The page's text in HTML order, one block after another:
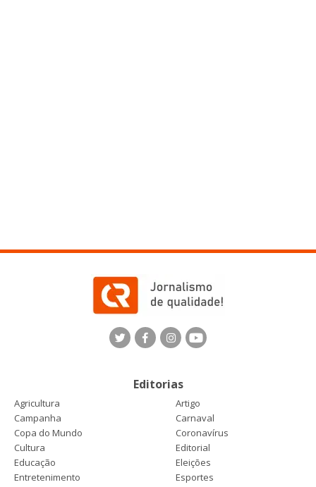
Editorias
Agricultura
Artigo
Campanha
Carnaval
Copa do Mundo
Coronavírus
Cultura
Editorial
Educação
Eleições
Entretenimento
Esportes